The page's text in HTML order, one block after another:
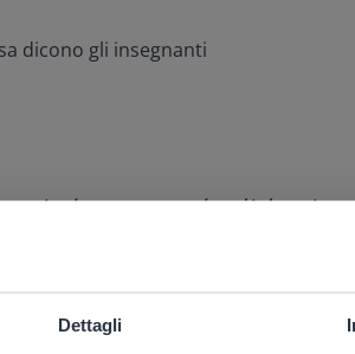
Dettagli
dicono gli insegnanti
lavagna e la didattica